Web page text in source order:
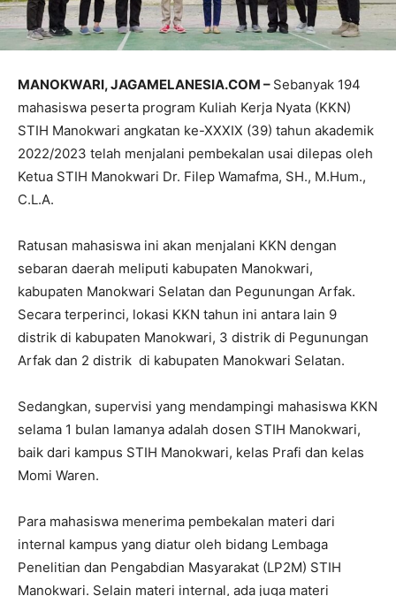
MANOKWARI, JAGAMELANESIA.COM – Sebanyak 194
mahasiswa peserta program Kuliah Kerja Nyata (KKN)
STIH Manokwari angkatan ke-XXXIX (39) tahun akademik
2022/2023 telah menjalani pembekalan usai dilepas oleh
Ketua STIH Manokwari Dr. Filep Wamafma, SH., M.Hum.,
C.L.A.
Ratusan mahasiswa ini akan menjalani KKN dengan
sebaran daerah meliputi kabupaten Manokwari,
kabupaten Manokwari Selatan dan Pegunungan Arfak.
Secara terperinci, lokasi KKN tahun ini antara lain 9
distrik di kabupaten Manokwari, 3 distrik di Pegunungan
Arfak dan 2 distrik di kabupaten Manokwari Selatan.
Sedangkan, supervisi yang mendampingi mahasiswa KKN
selama 1 bulan lamanya adalah dosen STIH Manokwari,
baik dari kampus STIH Manokwari, kelas Prafi dan kelas
Momi Waren.
Para mahasiswa menerima pembekalan materi dari
internal kampus yang diatur oleh bidang Lembaga
Penelitian dan Pengabdian Masyarakat (LP2M) STIH
Manokwari. Selain materi internal, ada juga materi